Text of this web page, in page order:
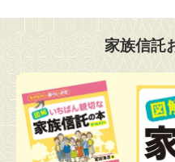
家族信託